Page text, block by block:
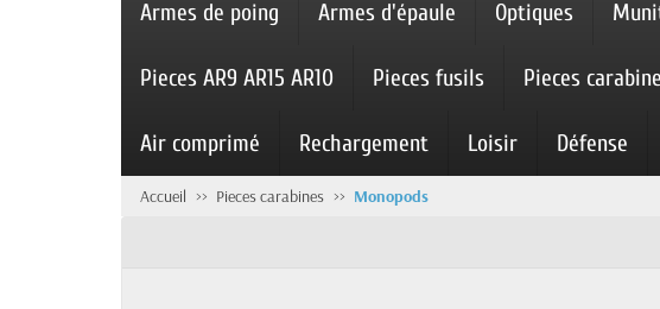
Armes de poing Armes d'épaule Optiques
Pieces AR9 AR15 AR10 Pieces fusils Pieces
Air comprimé Rechargement Loisir Défense
Accueil Pieces carabines Monopods